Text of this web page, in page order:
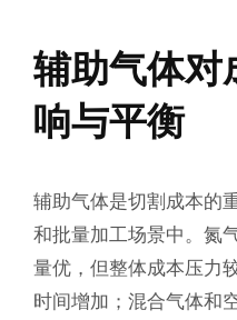
辅助气体对
响与平衡
辅助气体是切割成本的
和批量加工场景中。氮
量优，但整体成本压力
时间增加；混合气体和